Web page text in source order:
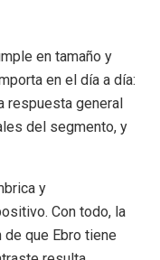
en tamaño y
en el día a día:
respuesta general
del segmento, y
y
Con todo, la
que Ebro tiene